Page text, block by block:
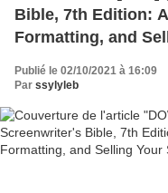
Bible, 7th Edition:
Formatting, and
Publié le 02/10/2021 à 16:09
Par ssylyleb